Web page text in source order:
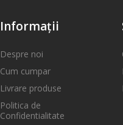
Informaţii
Despre noi
Cum cumpar
Livrare produse
Politica de
Confidentialitate